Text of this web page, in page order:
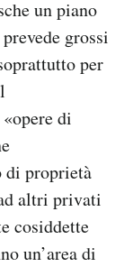
un piano
grossi
per
di
di proprietà
altri privati
cosiddette
un’area di